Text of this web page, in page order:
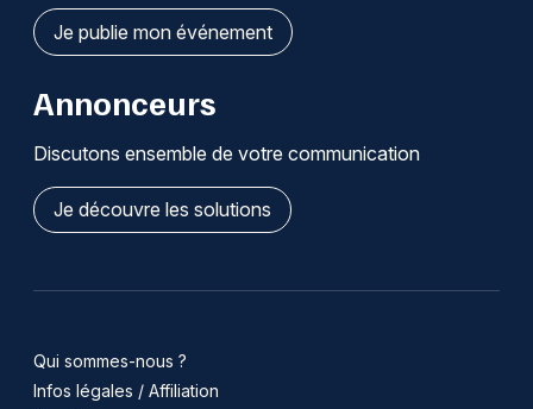
Je publie mon événement
Annonceurs
Discutons ensemble de votre communication
Je découvre les solutions
Qui sommes-nous ?
Infos légales / Affiliation